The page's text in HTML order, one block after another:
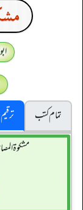
تمام کتب
مشکوۃ